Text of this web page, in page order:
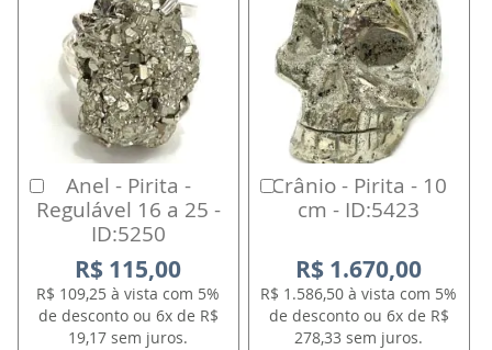
Anel - Pirita -
Regulável 16 a 25 -
ID:5250
R$ 115,00
R$ 109,25 à vista com 5%
de desconto ou 6x de R$
19,17 sem juros.
Comprar
Crânio - Pirita - 10
cm - ID:5423
R$ 1.670,00
R$ 1.586,50 à vista com 5%
de desconto ou 6x de R$
278,33 sem juros.
Comprar